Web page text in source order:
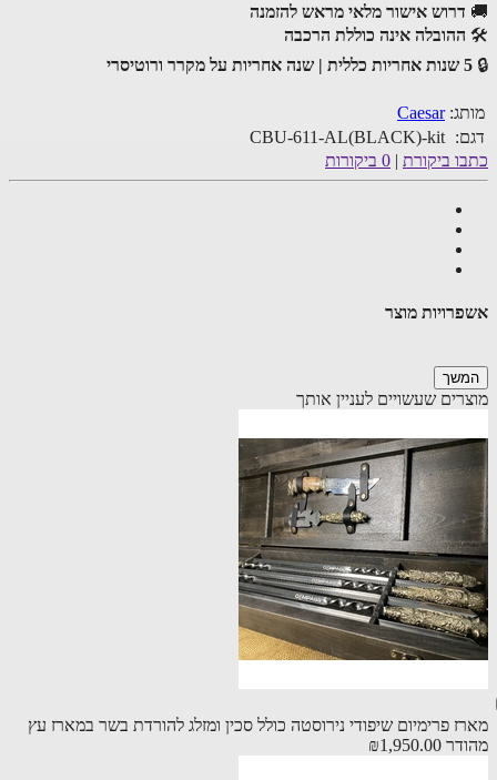
דרוש אישור מלאי מראש להזמנה
ההובלה אינה כוללת הרכבה
Caesar
CBU-611-AL(BLACK)-kit
ביקורת|0 ביקורות
מוצר
שעשויים לעניין אותך
פרימיום שיפודי נירוסטה כולל סכין ומזלג להורדת בשר במארז עץ
₪1,950.00